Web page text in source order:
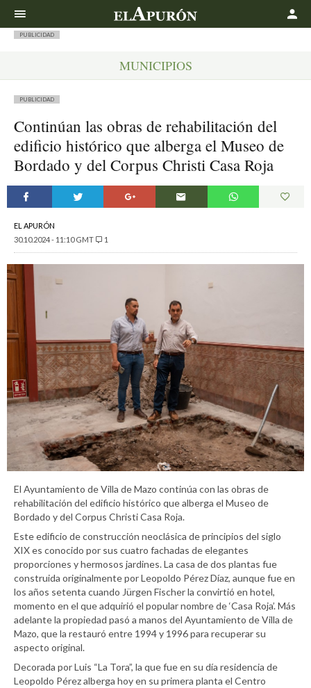
PUBLICIDAD
MUNICIPIOS
PUBLICIDAD
Continúan las obras de rehabilitación del
edificio histórico que alberga el Museo de
Bordado y del Corpus Christi Casa Roja
EL APURÓN
30.10.2024 - 11:10 GMT
1
El Ayuntamiento de Villa de Mazo continúa con las obras de
rehabilitación del edificio histórico que alberga el Museo de
Bordado y del Corpus Christi Casa Roja.
Este edificio de construcción neoclásica de principios del siglo
XIX es conocido por sus cuatro fachadas de elegantes
proporciones y hermosos jardines. La casa de dos plantas fue
construida originalmente por Leopoldo Pérez Díaz, aunque fue en
los años setenta cuando Jürgen Fischer la convirtió en hotel,
momento en el que adquirió el popular nombre de ‘Casa Roja’. Más
adelante la propiedad pasó a manos del Ayuntamiento de Villa de
Mazo, que la restauró entre 1994 y 1996 para recuperar su
aspecto original.
Decorada por Luis “La Tora”, la que fue en su día residencia de
Leopoldo Pérez alberga hoy en su primera planta el Centro